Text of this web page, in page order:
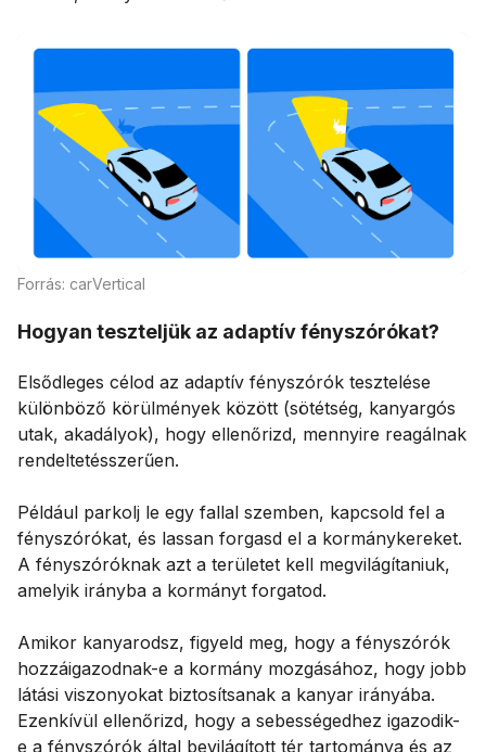
Forrás: carVertical
Hogyan teszteljük az adaptív fényszórókat?
Elsődleges célod az adaptív fényszórók tesztelése
különböző körülmények között (sötétség, kanyargós
utak, akadályok), hogy ellenőrizd, mennyire reagálnak
rendeltetésszerűen.
Például parkolj le egy fallal szemben, kapcsold fel a
fényszórókat, és lassan forgasd el a kormánykereket.
A fényszóróknak azt a területet kell megvilágítaniuk,
amelyik irányba a kormányt forgatod.
Amikor kanyarodsz, figyeld meg, hogy a fényszórók
hozzáigazodnak-e a kormány mozgásához, hogy jobb
látási viszonyokat biztosítsanak a kanyar irányába.
Ezenkívül ellenőrizd, hogy a sebességedhez igazodik-
e a fényszórók által bevilágított tér tartománya és az